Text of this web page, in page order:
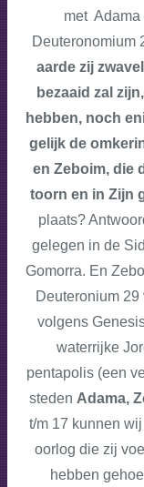
met Adama
Deuteronomium
aarde zij
bezaaid zal
hebben, noch
gelijk de
en Zeboim, die
toorn en in Zijn
plaats?
gelegen in de
Gomorra. En
Deuteronium
volgens
waterrijke
pentapolis (een
steden Adama,
t/m 17 kunnen
oorlog die zij
hebben